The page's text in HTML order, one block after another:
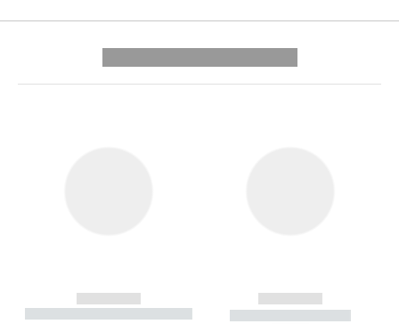
------------
----------- ----------- --------
------------
----------- -----------